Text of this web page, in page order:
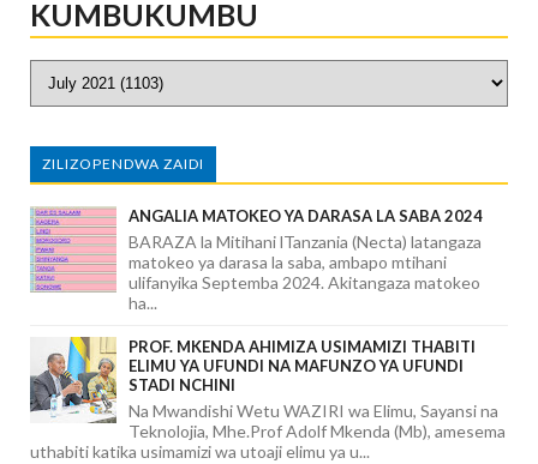
KUMBUKUMBU
ZILIZOPENDWA ZAIDI
ANGALIA MATOKEO YA DARASA LA SABA 2024
BARAZA la Mitihani lTanzania (Necta) latangaza
matokeo ya darasa la saba, ambapo mtihani
ulifanyika Septemba 2024. Akitangaza matokeo
ha...
PROF. MKENDA AHIMIZA USIMAMIZI THABITI
ELIMU YA UFUNDI NA MAFUNZO YA UFUNDI
STADI NCHINI
Na Mwandishi Wetu WAZIRI wa Elimu, Sayansi na
Teknolojia, Mhe.Prof Adolf Mkenda (Mb), amesema
uthabiti katika usimamizi wa utoaji elimu ya u...